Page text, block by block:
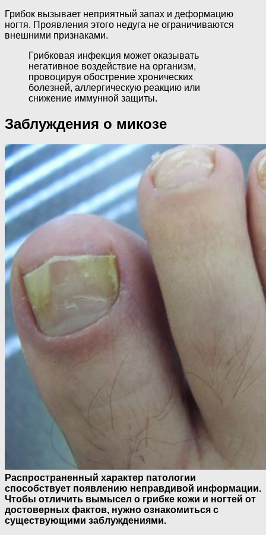
Грибок вызывает неприятный запах и деформацию
ногтя. Проявления этого недуга не ограничиваются
внешними признаками.
Грибковая инфекция может оказывать
негативное воздействие на организм,
провоцируя обострение хронических
болезней, аллергическую реакцию или
снижение иммунной защиты.
Заблуждения о микозе
Распространенный характер патологии
способствует появлению неправдивой информации.
Чтобы отличить вымысел о грибке кожи и ногтей от
достоверных фактов, нужно ознакомиться с
существующими заблуждениями.